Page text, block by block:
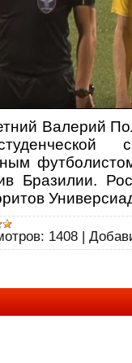
Валерий
Бразилии.
1408